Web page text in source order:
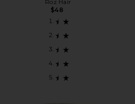
Roz Hair
$48